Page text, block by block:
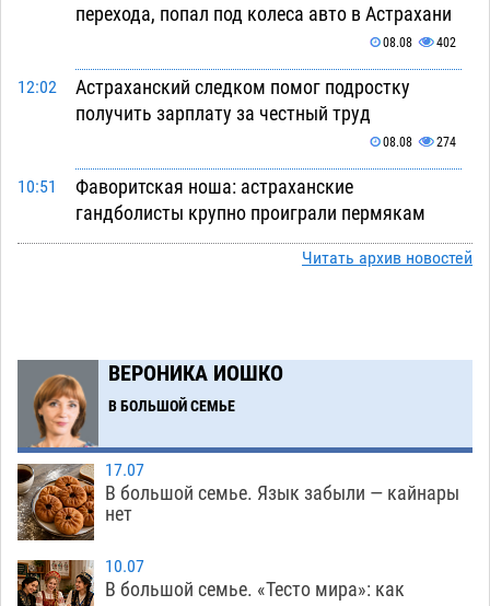
перехода, попал под колеса авто в Астрахани
08.08 402
12:02
Астраханский следком помог подростку
получить зарплату за честный труд
08.08 274
10:51
Фаворитская ноша: астраханские
гандболисты крупно проиграли пермякам
08.08 267
18:00
Завтра астраханцы проведут день в режиме
экстремальной температурной нагрузки
17:09
Астраханский котлован с мусором угрожает
плодородию Харабалинского района
16:24
Игорь Редькин проинспектировал
Читать архив новостей
ВЕРОНИКА ИОШКО
В БОЛЬШОЙ СЕМЬЕ
17.07
В большой семье. Язык забыли — кайнары
нет
10.07
В большой семье. «Тесто мира»: как